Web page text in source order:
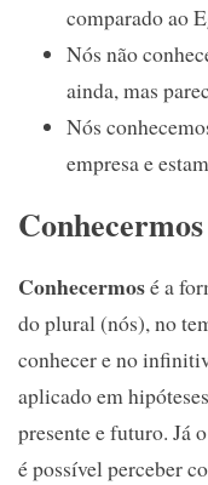
comparado ao
Nós não
ainda, mas
Nós
empresa e
Conhecermos
Conhecermosé a
do plural (nós), no
conhecer e no
aplicado em
presente e futuro. Já
é possível perceber